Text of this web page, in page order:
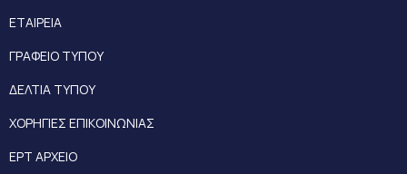
ΕΤΑΙΡΕΙΑ
ΓΡΑΦΕΙΟ ΤΥΠΟΥ
ΔΕΛΤΙΑ ΤΥΠΟΥ
ΧΟΡΗΓΙΕΣ ΕΠΙΚΟΙΝΩΝΙΑΣ
ΕΡΤ ΑΡΧΕΙΟ